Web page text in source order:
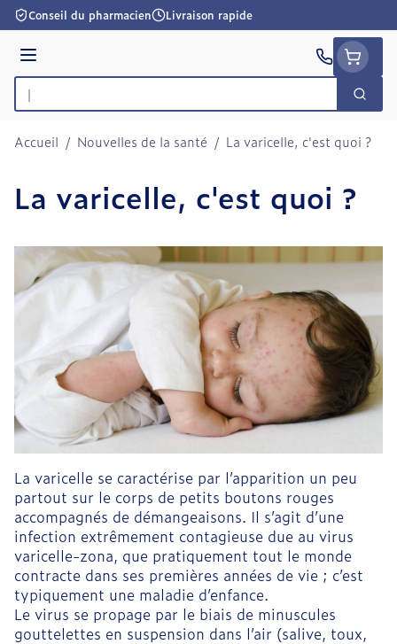
Aller au contenu
Conseil du pharmacien Livraison rapide
Menu
Rechercher
Accueil / Nouvelles de la santé / La varicelle, c'est quoi ?
La varicelle, c'est quoi ?
La varicelle se caractérise par l’apparition un peu
partout sur le corps de petits boutons rouges
accompagnés de démangeaisons. Il s’agit d’une
infection extrêmement contagieuse due au virus
varicelle-zona, que pratiquement tout le monde
contracte dans ses premières années de vie ; c’est
typiquement une maladie d’enfance.
Le virus se propage par le biais de minuscules
gouttelettes en suspension dans l’air (salive, toux,